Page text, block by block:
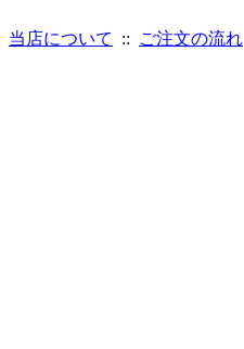
当店について :: ご注文の流れ